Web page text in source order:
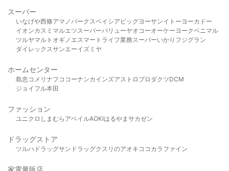
スーパー
いなげや西條アマノパークスベイシア ビッグヨーサンイトーヨーカドー
イオンカスミ マルエツスーパーバリューヤオコーオーケー ヨークベニマル
ツルヤマルト オギノ エスマート ライフ業務スーパーいかり フジグラン
ダイレックスサンエーイズミヤ
ホームセンター
島忠 コメリ ナフコ コーナンカインズアストロプロダクツDCM
ジョイフル本田
ファッション
ユニクロ しまむら アベイルAOKIはるやま サカゼン
ドラッグストア
ツルハドラッグサンドラッグクスリのアオキ ココカラファイン